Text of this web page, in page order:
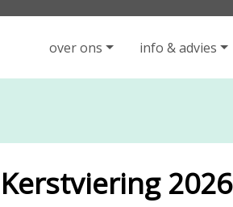
over ons info & advies
Kerstviering 2026